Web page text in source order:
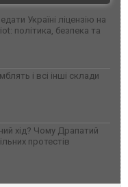
Україні ліцензію на
політика, безпека та
і всі інші склади
хід? Чому Драпатий
протестів